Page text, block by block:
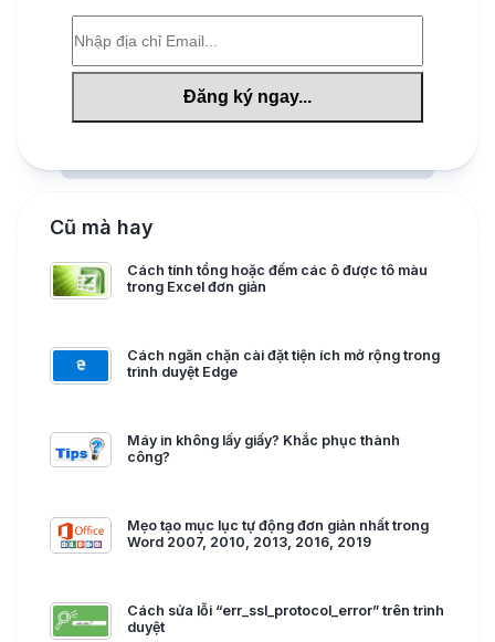
Cũ mà hay
Cách tính tổng hoặc đếm các ô được tô màu
trong Excel đơn giản
Cách ngăn chặn cài đặt tiện ích mở rộng trong
trình duyệt Edge
Máy in không lấy giấy? Khắc phục thành
công?
Mẹo tạo mục lục tự động đơn giản nhất trong
Word 2007, 2010, 2013, 2016, 2019
Cách sửa lỗi “err_ssl_protocol_error” trên trình
duyệt